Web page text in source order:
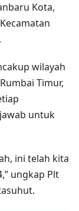
Kota,
wilayah
Timur,
untuk
ini telah kita
ungkap Plt